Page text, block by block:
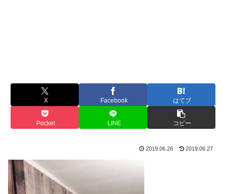
X Facebook はてブ
Pocket LINE コピー
2019.06.26 2019.06.27